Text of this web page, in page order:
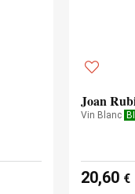
Joan
Vin Blanc
20,60 €